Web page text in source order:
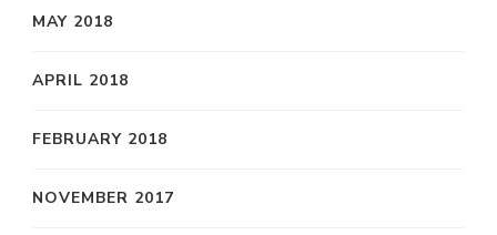
MAY 2018
APRIL 2018
FEBRUARY 2018
NOVEMBER 2017